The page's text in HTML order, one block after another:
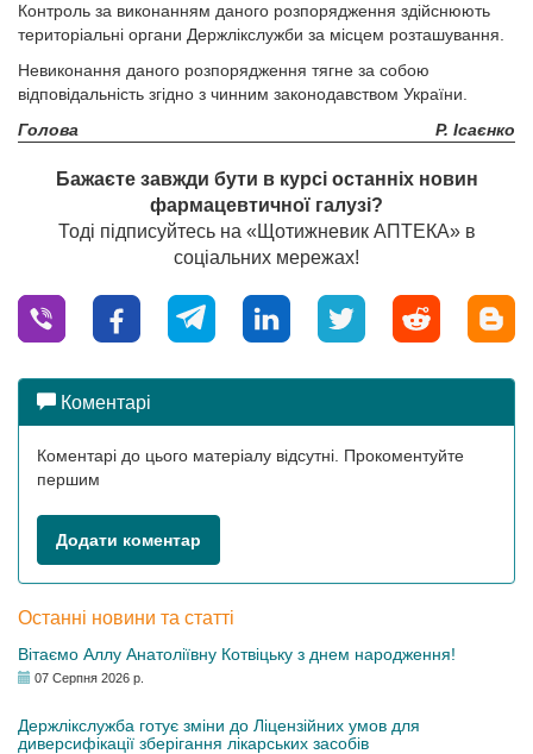
Контроль за виконанням даного розпорядження здійснюють
територіальні органи Держлікслужби за місцем розташування.
Невиконання даного розпорядження тягне за собою
відповідальність згідно з чинним законодавством України.
Голова
Р. Ісаєнко
Бажаєте завжди бути в курсі останніх новин
фармацевтичної галузі?
Тоді підписуйтесь на «Щотижневик АПТЕКА» в
соціальних мережах!
Коментарі
Коментарі до цього матеріалу відсутні. Прокоментуйте
першим
Додати коментар
Останні новини та статті
Вітаємо Аллу Анатоліївну Котвіцьку з днем народження!
07 Серпня 2026 р.
Держлікслужба готує зміни до Ліцензійних умов для
диверсифікації зберігання лікарських засобів